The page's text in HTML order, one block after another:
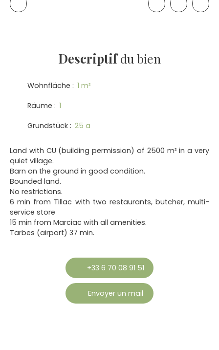
Descriptifdu bien
Wohnfläche : 1 m²
Räume : 1
Grundstück : 25 a
Land with CU (building permission) of 2500 m² in a very
quiet village.
Barn on the ground in good condition.
Bounded land.
No restrictions.
6 min from Tillac with two restaurants, butcher, multi-
service store
15 min from Marciac with all amenities.
Tarbes (airport) 37 min.
+33 6 70 08 91 51
Envoyer un mail